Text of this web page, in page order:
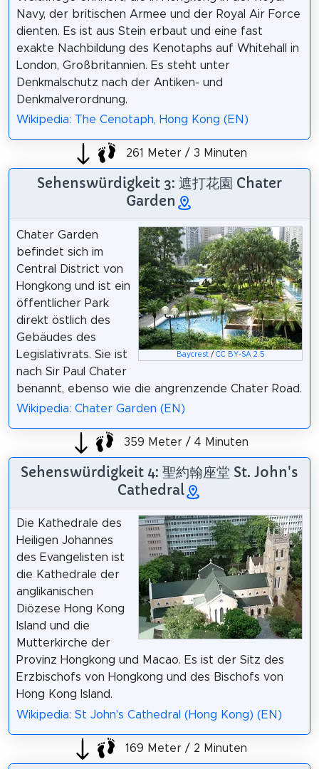
Navy, der britischen Armee und der Royal Air Force
dienten. Es ist aus Stein erbaut und eine fast
exakte Nachbildung des Kenotaphs auf Whitehall in
London, Großbritannien. Es steht unter
Denkmalschutz nach der Antiken- und
Denkmalverordnung.
Wikipedia: The Cenotaph, Hong Kong (EN)
261 Meter / 3 Minuten
Sehenswürdigkeit 3: 遮打花園 Chater
Garden
Baycrest/ CC BY-SA 2.5
Chater Garden
befindet sich im
Central District von
Hongkong und ist ein
öffentlicher Park
direkt östlich des
Gebäudes des
Legislativrats. Sie ist
nach Sir Paul Chater
benannt, ebenso wie die angrenzende Chater Road.
Wikipedia: Chater Garden (EN)
359 Meter / 4 Minuten
Sehenswürdigkeit 4: 聖約翰座堂 St. John's
Cathedral
Die Kathedrale des
Heiligen Johannes
des Evangelisten ist
die Kathedrale der
anglikanischen
Diözese Hong Kong
Island und die
Mutterkirche der
Provinz Hongkong und Macao. Es ist der Sitz des
Erzbischofs von Hongkong und des Bischofs von
Hong Kong Island.
Wikipedia: St John's Cathedral (Hong Kong) (EN)
169 Meter / 2 Minuten